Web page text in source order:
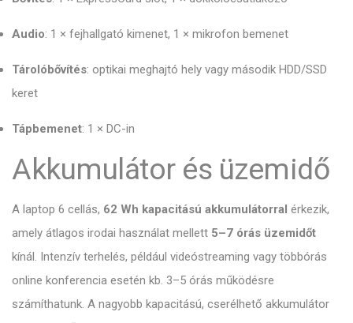
Audio: 1 × fejhallgató kimenet, 1 × mikrofon bemenet
Tárolóbővítés: optikai meghajtó hely vagy második HDD/SSD
keret
Tápbemenet: 1 × DC-in
Akkumulátor és üzemidő
A laptop 6 cellás, 62 Wh kapacitású akkumulátorral érkezik,
amely átlagos irodai használat mellett 5–7 órás üzemidőt
kínál. Intenzív terhelés, például videóstreaming vagy többórás
online konferencia esetén kb. 3–5 órás működésre
számíthatunk. A nagyobb kapacitású, cserélhető akkumulátor